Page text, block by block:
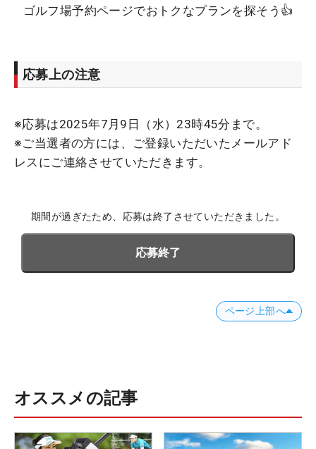
ゴルフ場予約ページでおトクなプランを探そう👍
応募上の注意
※応募は2025年7月9日（水）23時45分まで。
※ご当選者の方には、ご登録いただいたメールアド
レスにご連絡させていただきます。
期間が過ぎたため、応募は終了させていただきました。
応募終了
ページ上部へ
オススメの記事